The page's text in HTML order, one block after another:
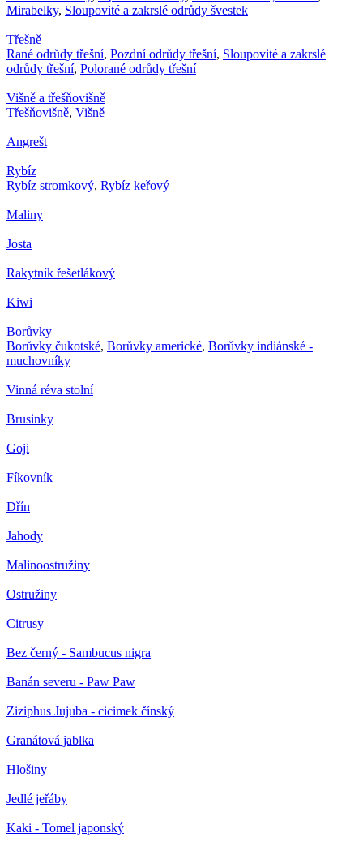
Mirabelky, Sloupovité a zakrslé odrůdy švestek
Třešně
Rané odrůdy třešní, Pozdní odrůdy třešní, Sloupovité a zakrslé
odrůdy třešní, Polorané odrůdy třešní
Višně a třešňovišně
Třešňovišně, Višně
Angrešt
Rybíz
Rybíz stromkový, Rybíz keřový
Maliny
Josta
Rakytník řešetlákový
Kiwi
Borůvky
Borůvky čukotské, Borůvky americké, Borůvky indiánské -
muchovníky
Vinná réva stolní
Brusinky
Goji
Fíkovník
Dřín
Jahody
Malinoostružiny
Ostružiny
Citrusy
Bez černý - Sambucus nigra
Banán severu - Paw Paw
Ziziphus Jujuba - cicimek čínský
Granátová jablka
Hlošiny
Jedlé jeřáby
Kaki - Tomel japonský